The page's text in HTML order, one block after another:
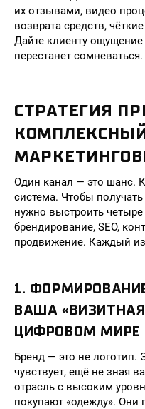
их отзывами, видео
возврата средств,
Дайте клиенту
перестанет сомневаться.
СТРАТЕГИЯ
Один канал — это шанс.
система. Чтобы
нужно выстроить
брендирование, SEO,
продвижение. Каждый
1.
ВАША
ЦИФРОВОМ МИРЕ
Бренд — это не логотип.
чувствует, ещё не зная
отрасль с высоким
покупают «одежду». Они